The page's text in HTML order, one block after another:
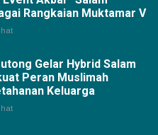
Rangkaian Muktamar V
Gelar Hybrid Salam
Peran Muslimah
Keluarga